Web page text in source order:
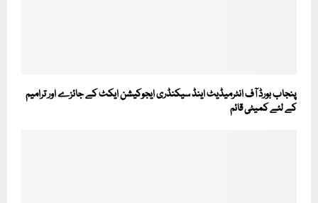
پنجاب بورڈ آف انٹرمیڈیٹ اینڈ سیکنڈری ایجوکیشن ایکٹ کے جائزے اور ترامیم
کے لئے کمیٹی قائم